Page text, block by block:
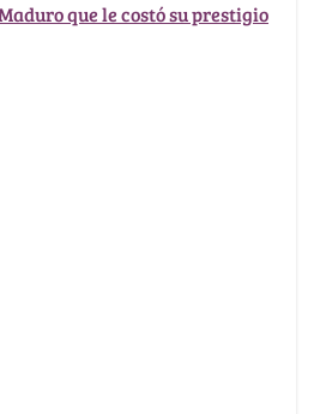
que le costó su prestigio